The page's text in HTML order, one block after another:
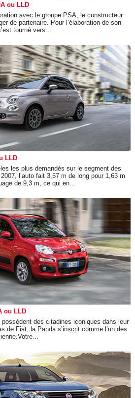
ou LLD
avec le groupe PSA, le constructeur
de partenaire. Pour l’élaboration de son
tourné vers...
LLD
les plus demandés sur le segment des
l’auto fait 3,57 m de long pour 1,63 m
de 9,3 m, ce qui en...
ou LLD
des citadines iconiques dans leur
de Fiat, la Panda s’inscrit comme l’un des